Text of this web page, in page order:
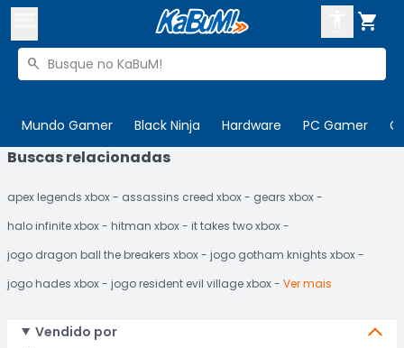

Buscar produtos

Mundo Gamer Black Ninja Hardware PC Gamer

 Departamentos
Cupons
Mais Vendidos
Ativar tradutor em libras
ENTRE
CADASTRE-SE
Buscas relacionadas
apex legends xbox assassins creed xbox
gears xbox
halo infinite xbox
hitman xbox
it takes two xbox
jogo dragon ball the breakers xbox
jogo gotham knights xbox
jogo hades xbox
jogo resident evil village xbox Ver mais
Vendido por